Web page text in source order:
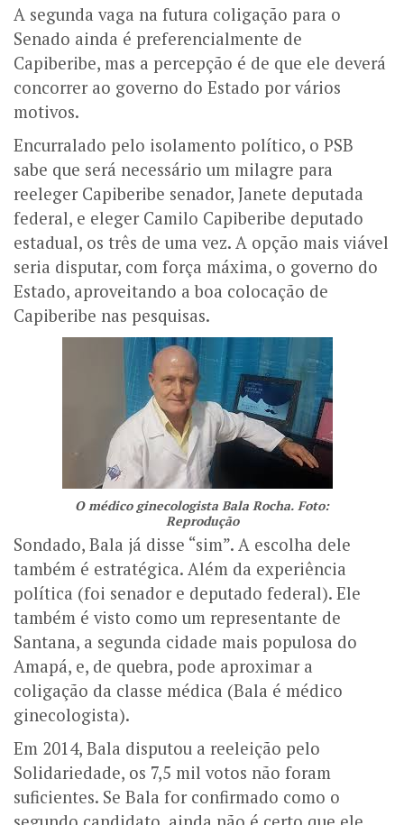
A segunda vaga na futura coligação para o
Senado ainda é preferencialmente de
Capiberibe, mas a percepção é de que ele deverá
concorrer ao governo do Estado por vários
motivos.
Encurralado pelo isolamento político, o PSB
sabe que será necessário um milagre para
reeleger Capiberibe senador, Janete deputada
federal, e eleger Camilo Capiberibe deputado
estadual, os três de uma vez. A opção mais viável
seria disputar, com força máxima, o governo do
Estado, aproveitando a boa colocação de
Capiberibe nas pesquisas.
O médico ginecologista Bala Rocha. Foto:
Reprodução
Sondado, Bala já disse “sim”. A escolha dele
também é estratégica. Além da experiência
política (foi senador e deputado federal). Ele
também é visto como um representante de
Santana, a segunda cidade mais populosa do
Amapá, e, de quebra, pode aproximar a
coligação da classe médica (Bala é médico
ginecologista).
Em 2014, Bala disputou a reeleição pelo
Solidariedade, os 7,5 mil votos não foram
suficientes. Se Bala for confirmado como o